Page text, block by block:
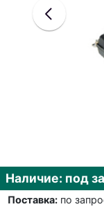
Наличие: под
Поставка:по